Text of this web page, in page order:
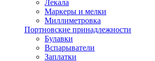
Лекала
Маркеры и мелки
Миллиметровка
Портновские принадлежности
Булавки
Вспарыватели
Заплатки